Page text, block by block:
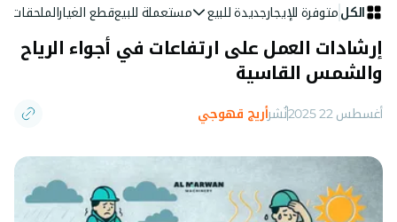
الكل متوفرة للإيجارجديدة للبيع مستعملة للبيعقطع الغيارالملحقات
إرشادات العمل على ارتفاعات في أجواء الرياح
والشمس القاسية
أغسطس 22 2025 نُشرأريج قهوجي